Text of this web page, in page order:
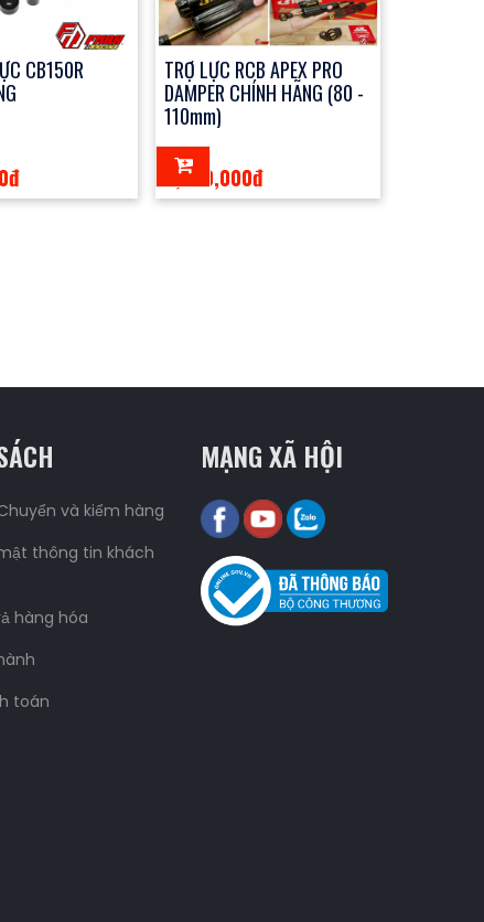
CB150R
TRỢ LỰC RCB APEX PRO
DAMPER CHÍNH HÃNG (80 -
110mm)
2,950,000đ
và kiểm hàng
thông tin khách
hàng hóa
toán
MẠNG XÃ HỘI